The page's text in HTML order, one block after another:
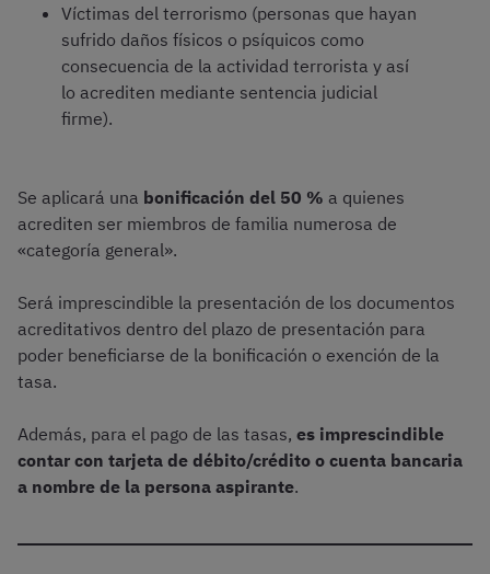
Víctimas del terrorismo (personas que hayan
sufrido daños físicos o psíquicos como
consecuencia de la actividad terrorista y así
lo acrediten mediante sentencia judicial
firme).
Se aplicará una bonificación del 50 % a quienes
acrediten ser miembros de familia numerosa de
«categoría general».
Será imprescindible la presentación de los documentos
acreditativos dentro del plazo de presentación para
poder beneficiarse de la bonificación o exención de la
tasa.
Además, para el pago de las tasas, es imprescindible
contar con tarjeta de débito/crédito o cuenta bancaria
a nombre de la persona aspirante.